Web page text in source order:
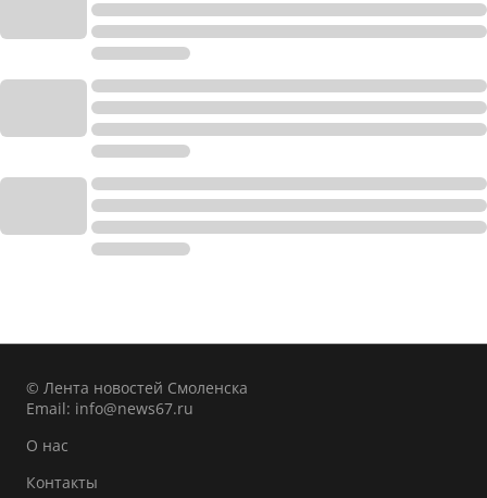
© Лента новостей Смоленска
Email: info@news67.ru
О нас
Контакты